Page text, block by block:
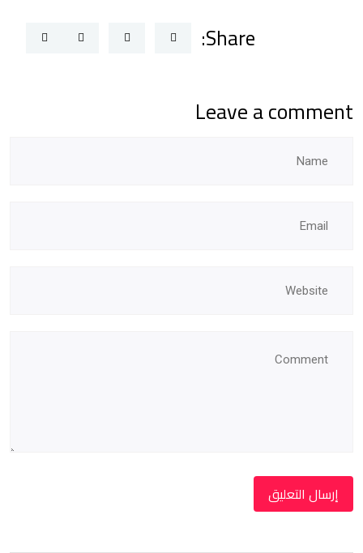
Share:
Leave a comment